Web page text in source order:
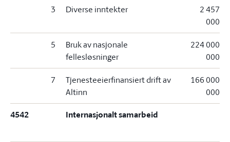
3 Diverse inntekter
2 457
000
5
Bruk av nasjonale
fellesløsninger
224 000
000
7
Tjenesteeierfinansiert drift av
Altinn
166 000
000
4542 Internasjonalt samarbeid